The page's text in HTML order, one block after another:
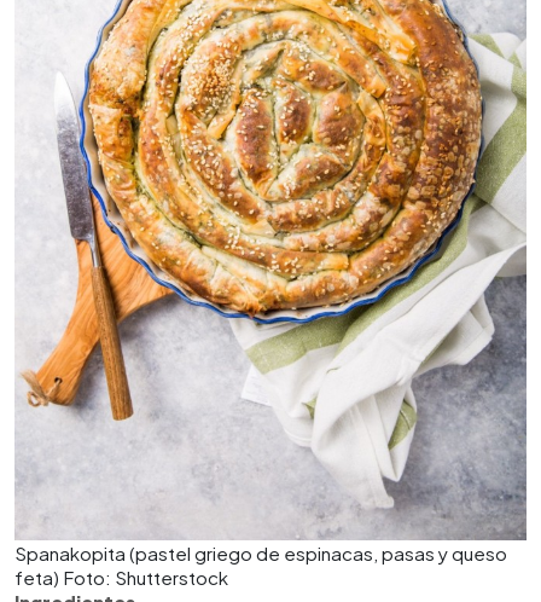
Spanakopita (pastel griego de espinacas, pasas y queso
feta) Foto: Shutterstock